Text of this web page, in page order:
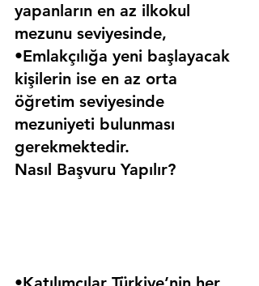
yapanların en az ilkokul
mezunu seviyesinde,
•Emlakçılığa yeni başlayacak
kişilerin ise en az orta
öğretim seviyesinde
mezuniyeti bulunması
gerekmektedir.
Nasıl Başvuru Yapılır?